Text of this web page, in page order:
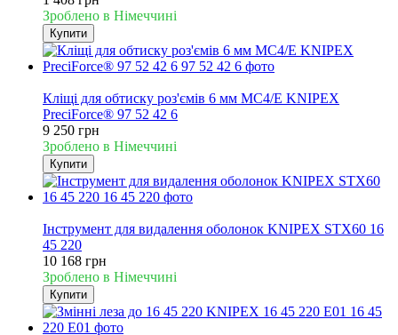
Зроблено в Німеччині
Купити
Кліщі для обтиску роз'ємів 6 мм MC4/E KNIPEX
PreciForce® 97 52 42 6
9 250 грн
Зроблено в Німеччині
Купити
Інструмент для видалення оболонок KNIPEX STX60 16
45 220
10 168 грн
Зроблено в Німеччині
Купити